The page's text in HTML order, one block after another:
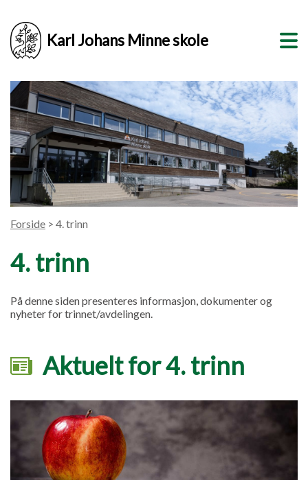
Karl Johans Minne skole
Forside > 4. trinn
4. trinn
På denne siden presenteres informasjon, dokumenter og
nyheter for trinnet/avdelingen.
Aktuelt for 4. trinn